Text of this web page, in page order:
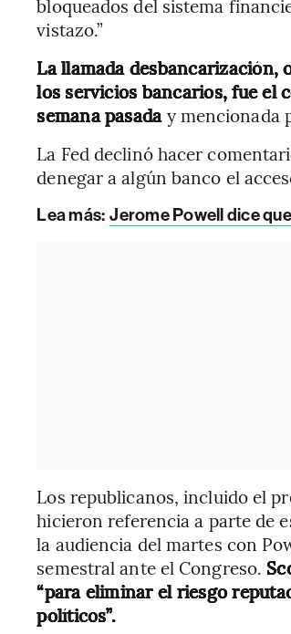
bloqueados del sistema
vistazo.”
La llamada desbancarización,
los servicios bancarios, fue el
semana pasaday mencionada
La Fed declinó hacer
denegar a algún banco el
Lea más: Jerome Powell dice
Los republicanos, incluido el
hicieron referencia a parte de
la audiencia del martes con
semestral ante el Congreso.
“para eliminar el riesgo
políticos”.